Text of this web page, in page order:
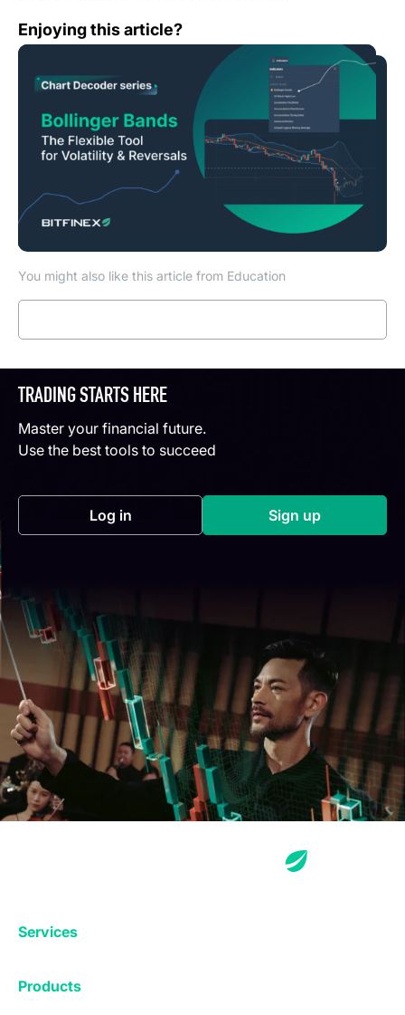
Enjoying this article?
You might also like this article from Education
<strong>Chart Decoder Series: Bollinger Bands –
TRADING STARTS HERE
Master your financial future.
Use the best tools to succeed
Log in(opens in a new tab) Sign up(opens in a
Services
Products